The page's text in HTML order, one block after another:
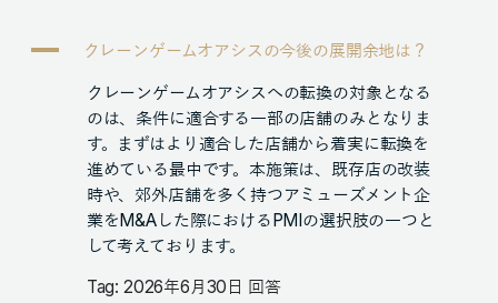
NOTE (GENDA_JP)
人材に対する考え方
プライバシーポリシー
反社会勢力に対する基本方針
A
クレーンゲームオアシスの今後の展開余地は？
クレーンゲームオアシスへの転換の対象となる
のは、条件に適合する一部の店舗のみとなりま
す。まずはより適合した店舗から着実に転換を
進めている最中です。本施策は、既存店の改装
時や、郊外店舗を多く持つアミューズメント企
業をM&Aした際におけるPMIの選択肢の一つと
して考えております。
Tag: 2026年6月30日 回答